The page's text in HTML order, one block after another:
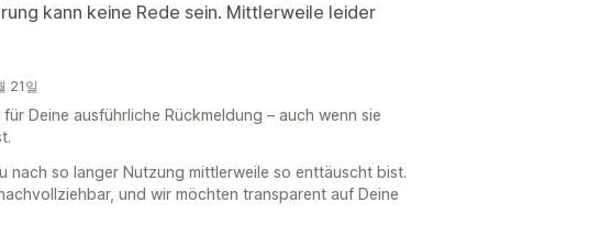
kann keine Rede sein. Mittlerweile leider
21일
Deine ausführliche Rückmeldung – auch wenn sie
nach so langer Nutzung mittlerweile so enttäuscht bist.
und wir möchten transparent auf Deine